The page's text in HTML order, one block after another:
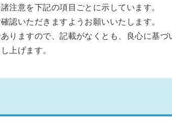
注意を下記の項目ごとに示しています。
認いただきますようお願いいたします。
りますので、記載がなくとも、良心に基
上げます。